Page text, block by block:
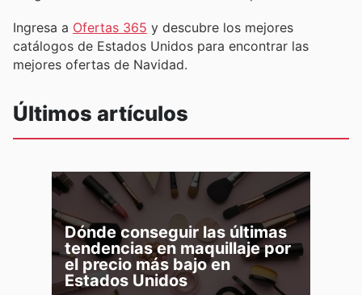
Ingresa a Ofertas 365 y descubre los mejores
catálogos de Estados Unidos para encontrar las
mejores ofertas de Navidad.
Últimos artículos
Dónde conseguir las últimas
tendencias en maquillaje por
el precio más bajo en
Estados Unidos